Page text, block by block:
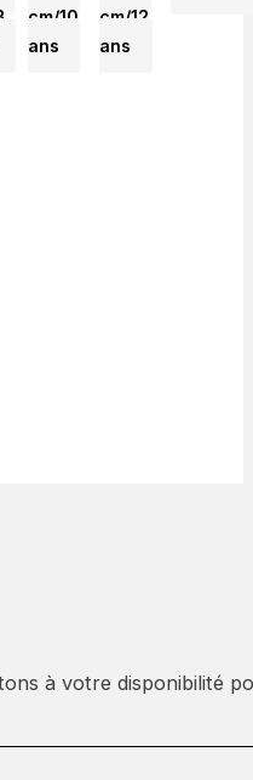
cm/10
ans
cm/12
ans
à votre disponibilité